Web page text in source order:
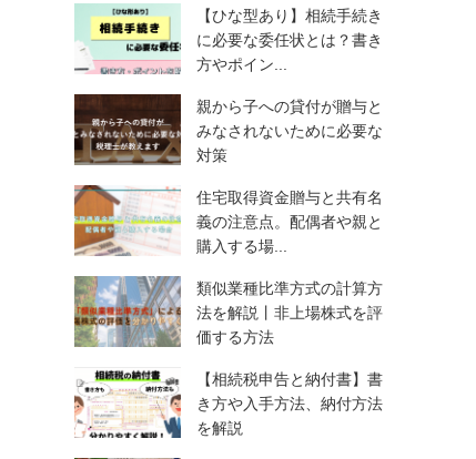
【ひな型あり】相続手続き
に必要な委任状とは？書き
方やポイン...
親から子への貸付が贈与と
みなされないために必要な
対策
住宅取得資金贈与と共有名
義の注意点。配偶者や親と
購入する場...
類似業種比準方式の計算方
法を解説丨非上場株式を評
価する方法
【相続税申告と納付書】書
き方や入手方法、納付方法
を解説